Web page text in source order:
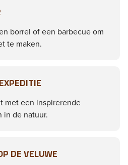
borrel of een barbecue om
te maken.
met een inspirerende
in de natuur.
DE VELUWE